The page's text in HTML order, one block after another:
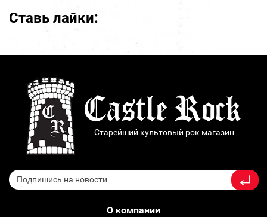
Ставь лайки:
Старейший культовый рок магазин
О компании